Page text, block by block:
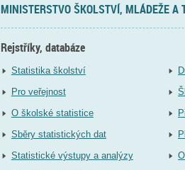
MINISTERSTVO ŠKOLSTVÍ, MLÁDEŽE A
Rejstříky, databáze
Statistika školství
Pro veřejnost
O školské statistice
Sběry statistických dat
Statistické výstupy a analýzy